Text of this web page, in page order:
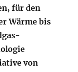
für den
Wärme bis
von